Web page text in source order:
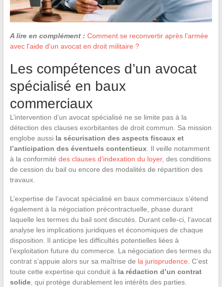
A lire en complément : Comment se reconvertir après l’armée
avec l'aide d'un avocat en droit militaire ?
Les compétences d’un avocat
spécialisé en baux
commerciaux
L’intervention d’un avocat spécialisé ne se limite pas à la
détection des clauses exorbitantes de droit commun. Sa mission
englobe aussi la sécurisation des aspects fiscaux et
l’anticipation des éventuels contentieux. Il veille notamment
à la conformité des clauses d’indexation du loyer, des conditions
de cession du bail ou encore des modalités de répartition des
travaux.
L’expertise de l’avocat spécialisé en baux commerciaux s’étend
également à la négociation précontractuelle, phase durant
laquelle les termes du bail sont discutés. Durant celle-ci, l’avocat
analyse les implications juridiques et économiques de chaque
disposition. Il anticipe les difficultés potentielles liées à
l’exploitation future du commerce. La négociation des termes du
contrat s’appuie alors sur sa maîtrise de la jurisprudence . C’est
toute cette expertise qui conduit à la rédaction d’un contrat
solide, qui protège durablement les intérêts des parties.